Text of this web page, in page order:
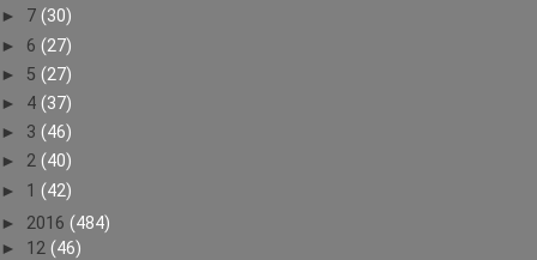
► 7 (30)
► 6 (27)
► 5 (27)
► 4 (37)
► 3 (46)
► 2 (40)
► 1 (42)
► 2016 (484)
► 12 (46)